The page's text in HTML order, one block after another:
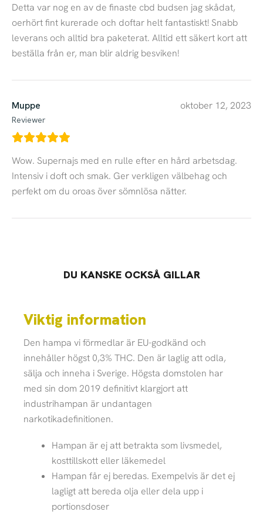
Detta var nog en av de finaste cbd budsen jag skådat,
oerhört fint kurerade och doftar helt fantastiskt! Snabb
leverans och alltid bra paketerat. Alltid ett säkert kort att
beställa från er, man blir aldrig besviken!
Muppe
Reviewer
oktober 12, 2023
Wow. Supernajs med en rulle efter en hård arbetsdag.
Intensiv i doft och smak. Ger verkligen välbehag och
perfekt om du oroas över sömnlösa nätter.
DU KANSKE OCKSÅ GILLAR
Viktig information
Den hampa vi förmedlar är EU-godkänd och
innehåller högst 0,3% THC. Den är laglig att odla,
sälja och inneha i Sverige. Högsta domstolen har
med sin dom 2019 definitivt klargjort att
industrihampan är undantagen
narkotikadefinitionen.
Hampan är ej att betrakta som livsmedel,
kosttillskott eller läkemedel
Hampan får ej beredas. Exempelvis är det ej
lagligt att bereda olja eller dela upp i
portionsdoser